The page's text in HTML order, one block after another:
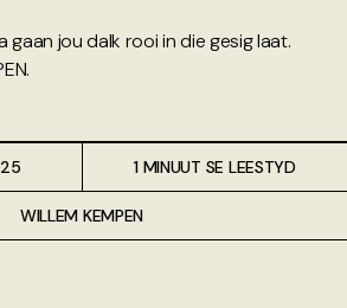
gaan jou dalk rooi in die gesig laat.
WILLEM KEMPEN
1 MINUUT SE LEESTYD